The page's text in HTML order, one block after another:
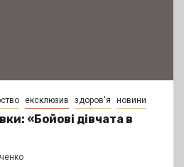
ексклюзив здоров'я новини
«Бойові дівчата в